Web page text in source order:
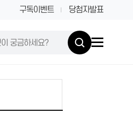
구독이벤트 당첨자발표